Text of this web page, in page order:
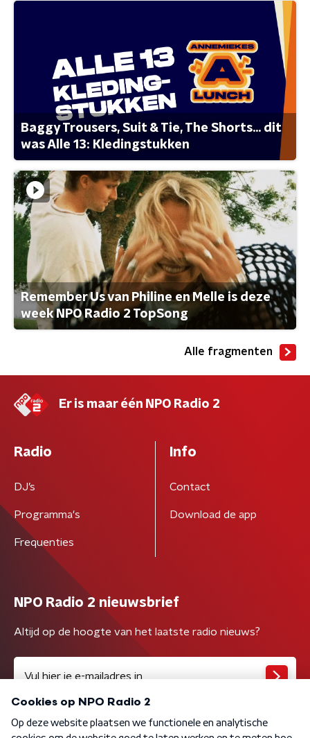
Baggy Trousers, Suit & Tie, The Shorts... dit
was Alle 13: Kledingstukken
Remember Us van Philine en Melle is deze
week NPO Radio 2 TopSong
Alle fragmenten
Er is maar één NPO Radio 2
Radio
DJ’s
Programma's
Frequenties
Info
Contact
Download de app
NPO Radio 2 nieuwsbrief
Altijd op de hoogte van het laatste radio nieuws?